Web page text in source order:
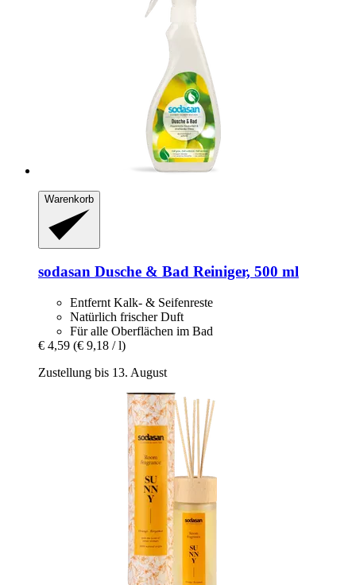
Warenkorb
sodasan Dusche & Bad Reiniger, 500 ml
Entfernt Kalk- & Seifenreste
Natürlich frischer Duft
Für alle Oberflächen im Bad
€ 4,59 (€ 9,18 / l)
Zustellung bis 13. August